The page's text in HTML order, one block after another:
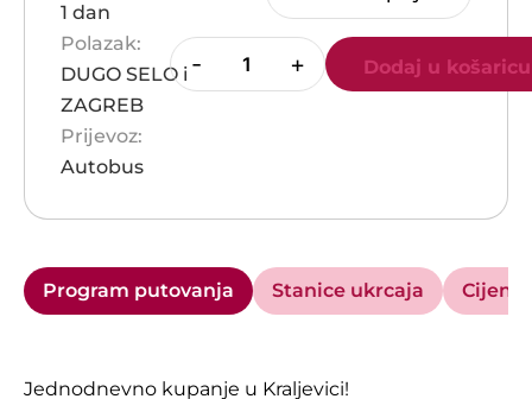
1 dan
Polazak:
DUGO SELO i
ZAGREB
Prijevoz:
Autobus
- + Dodaj u košaricu
Program putovanja Stanice ukrcaja Cijena
Jednodnevno kupanje u Kraljevici!